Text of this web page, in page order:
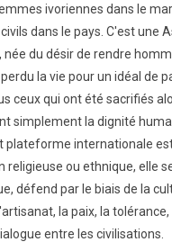
ivoriennes dans le
dans le pays. C'est une
du désir de rendre
la vie pour un idéal de
ceux qui ont été sacrifiés
simplement la dignité
plateforme internationale
religieuse ou ethnique, elle
défend par le biais de la
la paix, la tolérance,
entre les civilisations.